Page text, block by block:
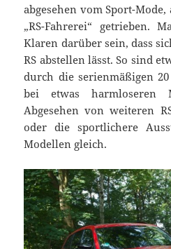
abgesehen vom Sport-
„RS-Fahrerei“ getrieben.
Klaren darüber sein, dass
RS abstellen lässt. So sind
durch die serienmäßigen
bei etwas harmloseren
Abgesehen von weiteren
oder die sportlichere
Modellen gleich.